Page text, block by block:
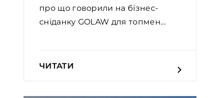
про що говорили на бізнес-
сніданку GOLAW для топмен...
ЧИТАТИ